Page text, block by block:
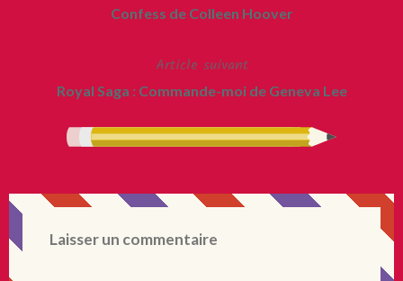
Confess de Colleen Hoover
Article suivant
Royal Saga : Commande-moi de Geneva Lee
Laisser un commentaire